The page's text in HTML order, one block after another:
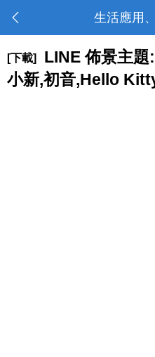
生活應用
[下載]
LINE 佈景主
小新,初音,Hello